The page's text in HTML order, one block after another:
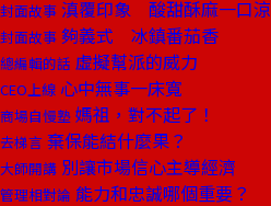
封面故事 滇覆印象 酸甜酥麻一口涼
封面故事 夠義式 冰鎮番茄香
總編輯的話 虛擬幫派的威力
CEO上線 心中無事一床寬
商場自慢塾 媽祖，對不起了！
去梯言 棄保能結什麼果？
大師開講 別讓市場信心主導經濟
管理相對論 能力和忠誠哪個重要？